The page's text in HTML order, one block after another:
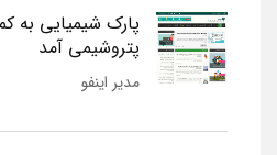
پارک شیمیایی به
پتروشیمی آمد
مدیر اینفو